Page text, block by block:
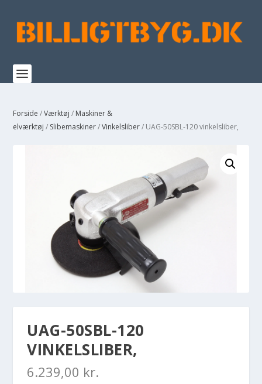
Forside /Værktøj / Maskiner &
elværktøj / Slibemaskiner/Vinkelsliber/ UAG-50SBL-120 vinkelsliber,
UAG-50SBL-120
VINKELSLIBER,
6.239,00 kr.